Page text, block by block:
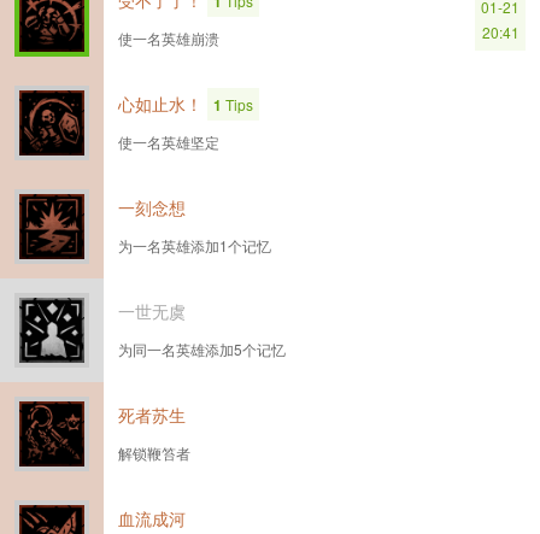
使一名英雄崩溃
01-21
20:41
心如止水！ 1 Tips
使一名英雄坚定
一刻念想
为一名英雄添加1个记忆
一世无虞
为同一名英雄添加5个记忆
死者苏生
解锁鞭笞者
血流成河